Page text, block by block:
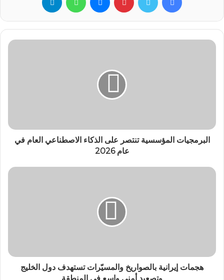
البرمجيات المؤسسية تنتصر على الذكاء الاصطناعي العام في
عام 2026
هجمات إيرانية بالصواريخ والمسيّرات تستهدف دول الخليج